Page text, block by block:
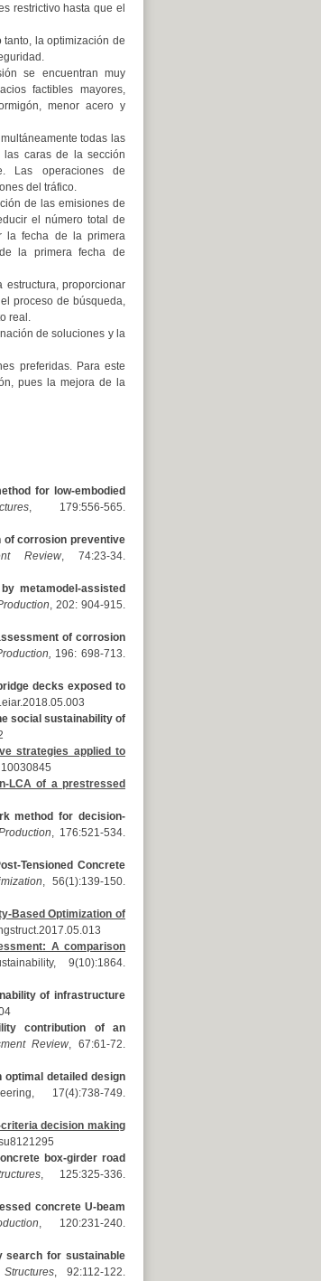
restrictivo hasta que el
la optimización de
se encuentran muy
factibles mayores,
menor acero y
todas las
las caras de la sección
Las operaciones de
del tráfico.
de las emisiones de
el número total de
la fecha de la primera
la primera fecha de
proporcionar
proceso de búsqueda,
real.
de soluciones y la
preferidas. Para este
pues la mejora de la
for low-embodied
, 179:556-565.
of corrosion preventive
Review, 74:23-34.
metamodel-assisted
, 202: 904-915.
of corrosion
, 196: 698-713.
decks exposed to
social sustainability of
strategies applied to
LCA of a prestressed
method for decision-
, 176:521-534.
Tensioned Concrete
, 56(1):139-150.
Based Optimization of
A comparison
9(10):1864.
of infrastructure
contribution of an
Review, 67:61-72.
optimal detailed design
17(4):738-749.
decision making
box-girder road
, 125:325-336.
concrete U-beam
, 120:231-240.
search for sustainable
, 92:112-122.